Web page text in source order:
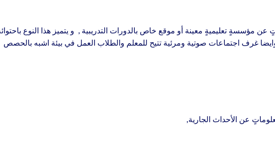
مؤسسةٍ تعليميةٍ معينة أو موقع خاص بالدورات التدريبية , و يتميز هذا النوع
غرف اجتماعات صوتية ومرئية تتيح للمعلم والطلاب العمل في بيئة اشبه بالحصص
عن الأحداث الجارية,